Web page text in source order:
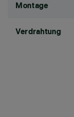
Montage
Verdrahtung